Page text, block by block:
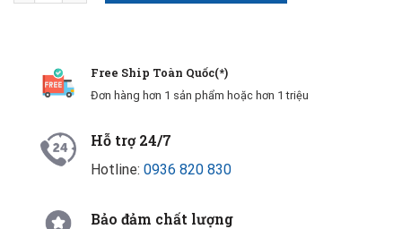
Free Ship Toàn Quốc(*)
Đơn hàng hơn 1 sản phẩm hoặc hơn 1 triệu
Hỗ trợ 24/7
Hotline: 0936 820 830
Bảo đảm chất lượng